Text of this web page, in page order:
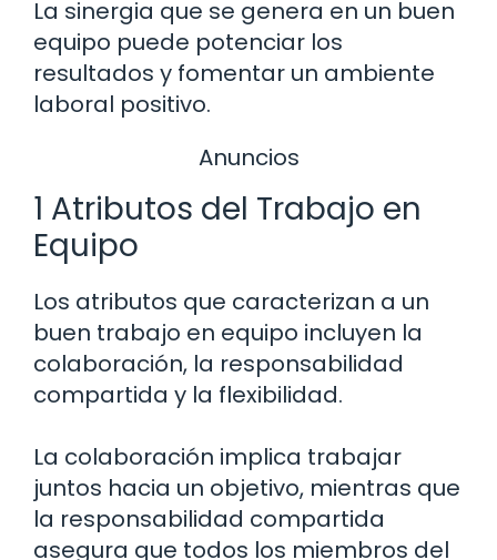
La sinergia que se genera en un buen
equipo puede potenciar los
resultados y fomentar un ambiente
laboral positivo.
Anuncios
1 Atributos del Trabajo en
Equipo
Los atributos que caracterizan a un
buen trabajo en equipo incluyen la
colaboración, la responsabilidad
compartida y la flexibilidad.
La colaboración implica trabajar
juntos hacia un objetivo, mientras que
la responsabilidad compartida
asegura que todos los miembros del